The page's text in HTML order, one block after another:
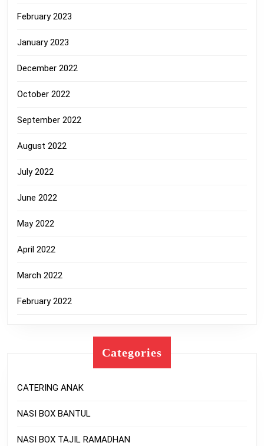
February 2023
January 2023
December 2022
October 2022
September 2022
August 2022
July 2022
June 2022
May 2022
April 2022
March 2022
February 2022
Categories
CATERING ANAK
NASI BOX BANTUL
NASI BOX TAJIL RAMADHAN